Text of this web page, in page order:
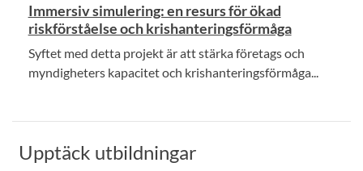
Immersiv simulering: en resurs för ökad
riskförståelse och krishanteringsförmåga
Syftet med detta projekt är att stärka företags och
myndigheters kapacitet och krishanteringsförmåga...
Upptäck utbildningar